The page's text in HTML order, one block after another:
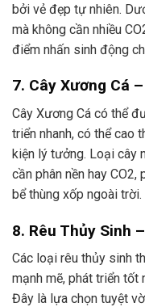
bởi vẻ đẹp tự nhiên.
mà không cần nhiều
điểm nhấn sinh động
7. Cây Xương Cá
Cây Xương Cá có thể
triển nhanh, có thể cao
kiện lý tưởng. Loại cây
cần phân nền hay
bể thùng xốp ngoài trời.
8. Rêu Thủy Sinh
Các loại rêu thủy sinh
mạnh mẽ, phát triển tốt
Đây là lựa chọn tuyệt